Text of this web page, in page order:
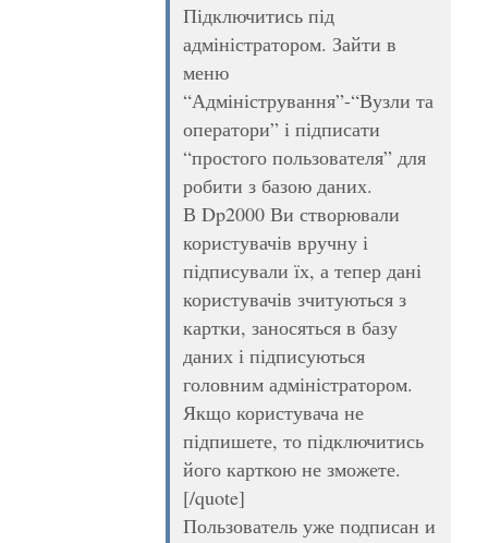
Підключитись під
адміністратором. Зайти в
меню
“Адміністрування”-“Вузли та
оператори” і підписати
“простого пользователя” для
робити з базою даних.
В Dp2000 Ви створювали
користувачів вручну і
підписували їх, а тепер дані
користувачів зчитуються з
картки, заносяться в базу
даних і підписуються
головним адміністратором.
Якщо користувача не
підпишете, то підключитись
його карткою не зможете.
[/quote]
Пользователь уже подписан и